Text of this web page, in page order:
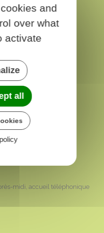
midi, accueil téléphonique
and
over what
activate
all